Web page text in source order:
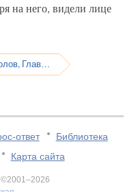
на него, видели лице
Деяния Святых Апостолов, Глава 7
ответ
Библиотека
Карта сайта